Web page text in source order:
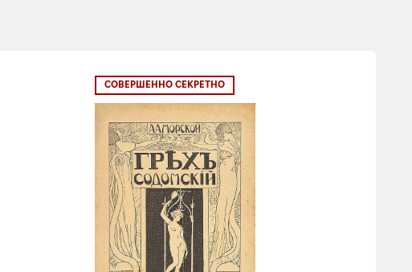
СОВЕРШЕННО СЕКРЕТНО